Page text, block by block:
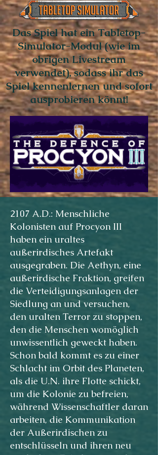
Das Spiel hat ein Tabletop-
Simulator-Modul (wie im
obrigen Livestream
verwendet), sodass ihr das
Spiel kennenlernen und sofort
ausprobieren könnt!
2107 A.D.: Menschliche
Kolonisten auf Procyon III
haben ein uraltes
außerirdisches Artefakt
ausgegraben. Die Aethyn, eine
außerirdische Fraktion, greifen
die Verteidigungsanlagen der
Siedlung an und versuchen,
den uralten Terror zu stoppen,
den die Menschen womöglich
unwissentlich geweckt haben.
Schon bald kommt es zu einer
Schlacht im Orbit des Planeten,
als die U.N. ihre Flotte schickt,
um die Kolonie zu befreien,
während Wissenschaftler daran
arbeiten, die Kommunikation
der Außerirdischen zu
entschlüsseln und ihren neu